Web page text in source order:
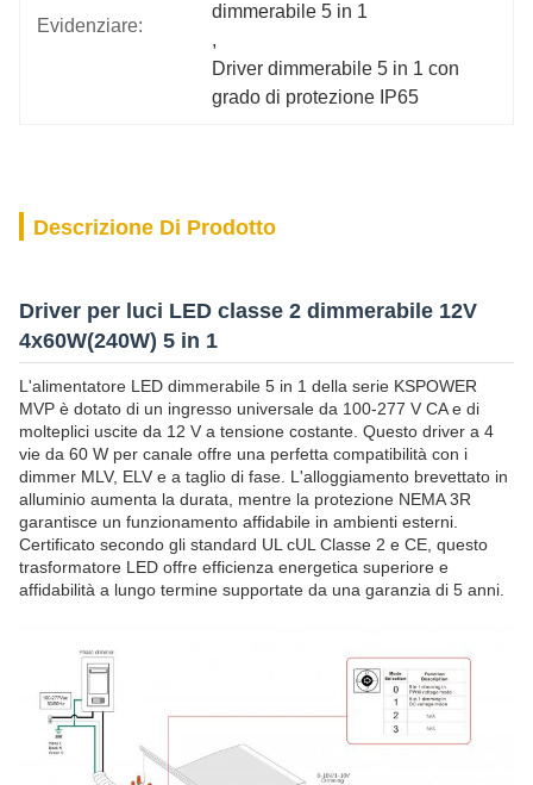
Evidenziare:
dimmerabile 5 in 1
,
Driver dimmerabile 5 in 1 con
grado di protezione IP65
Descrizione Di Prodotto
Driver per luci LED classe 2 dimmerabile 12V
4x60W(240W) 5 in 1
L'alimentatore LED dimmerabile 5 in 1 della serie KSPOWER
MVP è dotato di un ingresso universale da 100-277 V CA e di
molteplici uscite da 12 V a tensione costante. Questo driver a 4
vie da 60 W per canale offre una perfetta compatibilità con i
dimmer MLV, ELV e a taglio di fase. L'alloggiamento brevettato in
alluminio aumenta la durata, mentre la protezione NEMA 3R
garantisce un funzionamento affidabile in ambienti esterni.
Certificato secondo gli standard UL cUL Classe 2 e CE, questo
trasformatore LED offre efficienza energetica superiore e
affidabilità a lungo termine supportate da una garanzia di 5 anni.